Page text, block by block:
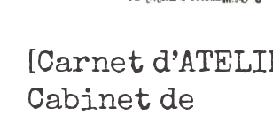
[Carnet
Cabinet de